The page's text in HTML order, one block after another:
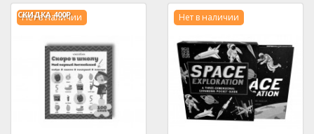
Нет в наличии
СКИДКА400Р. Нет в наличии